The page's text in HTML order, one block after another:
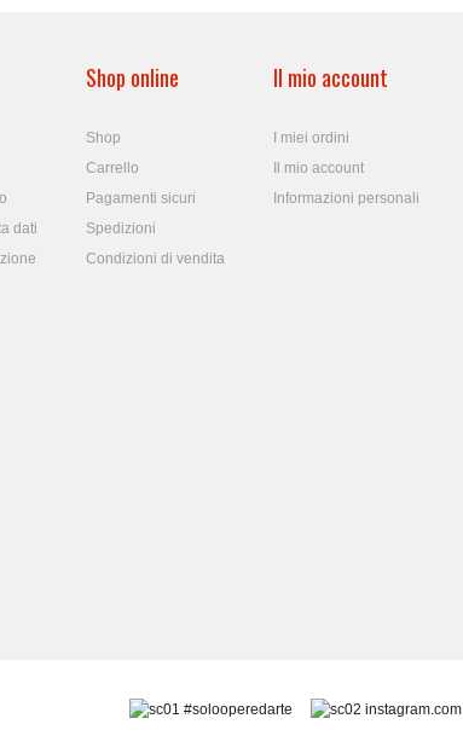
dati
Shop online
Shop
Carrello
Pagamenti sicuri
Spedizioni
Condizioni di vendita
Il mio account
I miei ordini
Il mio account
Informazioni personali
#solooperedarte instagram.com